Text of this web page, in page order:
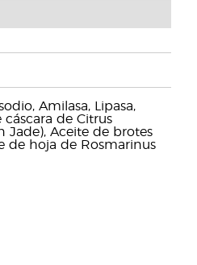
Amilasa, Lipasa,
de Citrus
Jade), Aceite de brotes
de hoja de Rosmarinus